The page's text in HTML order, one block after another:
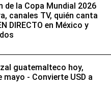
de la Copa Mundial 2026
canales TV, quién canta
DIRECTO en México y
guatemalteco hoy,
mayo - Convierte USD a